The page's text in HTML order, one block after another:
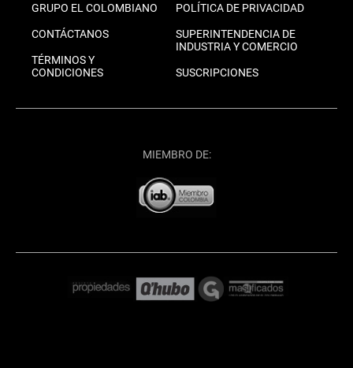
GRUPO EL COLOMBIANO
CONTÁCTANOS
TÉRMINOS Y
CONDICIONES
POLÍTICA DE PRIVACIDAD
SUPERINTENDENCIA DE
INDUSTRIA Y COMERCIO
SUSCRIPCIONES
MIEMBRO DE: